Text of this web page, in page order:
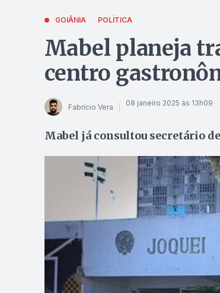
GOIÂNIA POLÍTICA
Mabel planeja
centro
Fabrício Vera 08 janeiro 2025 às 13h09
Mabel já consultou secretário